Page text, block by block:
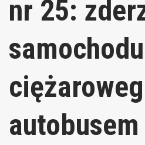
nr 25:
samochodu
autobusem